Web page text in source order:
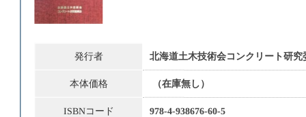
発行者 北海道土木技術会コンクリート研究
本体価格 （在庫無し）
ISBNコード 978-4-938676-60-5